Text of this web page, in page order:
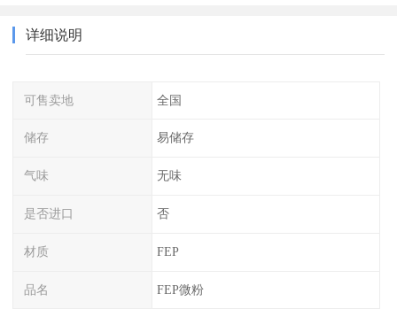
详细说明
可售卖地 全国
储存 易储存
气味 无味
是否进口 否
材质 FEP
品名 FEP微粉